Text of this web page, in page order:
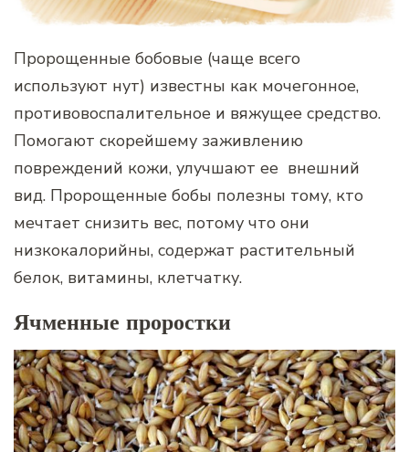
Пророщенные бобовые (чаще всего
используют нут) известны как мочегонное,
противовоспалительное и вяжущее средство.
Помогают скорейшему заживлению
повреждений кожи, улучшают ее внешний
вид. Пророщенные бобы полезны тому, кто
мечтает снизить вес, потому что они
низкокалорийны, содержат растительный
белок, витамины, клетчатку.
Ячменные проростки